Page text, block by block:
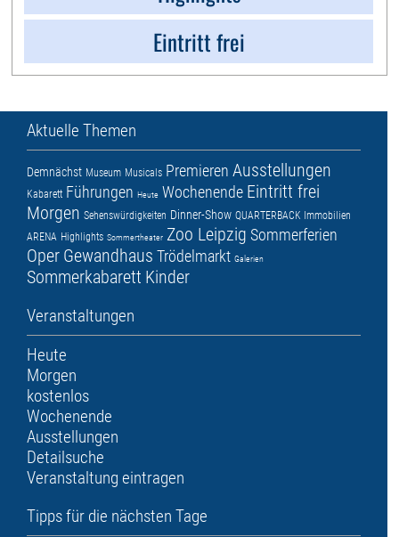
Eintritt frei
Aktuelle Themen
Demnächst Museum Musicals Premieren Ausstellungen
Kabarett Führungen Heute Wochenende Eintritt frei
Morgen Sehenswürdigkeiten Dinner-Show QUARTERBACK Immobilien
ARENA Highlights Sommertheater Zoo Leipzig Sommerferien
Oper Gewandhaus Trödelmarkt Galerien
Sommerkabarett Kinder
Veranstaltungen
Heute
Morgen
kostenlos
Wochenende
Ausstellungen
Detailsuche
Veranstaltung eintragen
Tipps für die nächsten Tage